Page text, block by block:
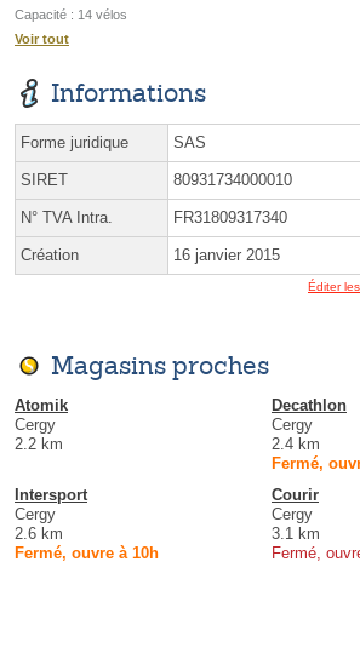
Capacité : 14 vélos
Voir tout
Informations
Forme juridique SAS
SIRET 80931734000010
N° TVA Intra. FR31809317340
Création 16 janvier 2015
Éditer
Magasins proches
Atomik
Cergy
2.2 km
Decathlon
Cergy
2.4 km
Fermé,
Intersport
Cergy
2.6 km
Fermé, ouvre à 10h
Courir
Cergy
3.1 km
Fermé,